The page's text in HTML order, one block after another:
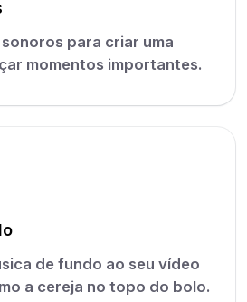
para criar uma
momentos importantes.
de fundo ao seu vídeo
a cereja no topo do bolo.